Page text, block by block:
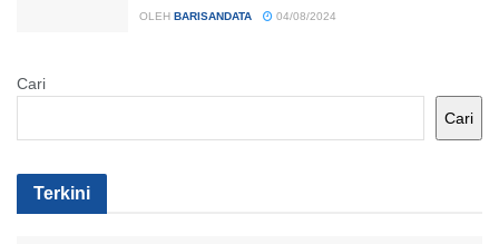
OLEH BARISANDATA 04/08/2024
Cari
Cari
Terkini